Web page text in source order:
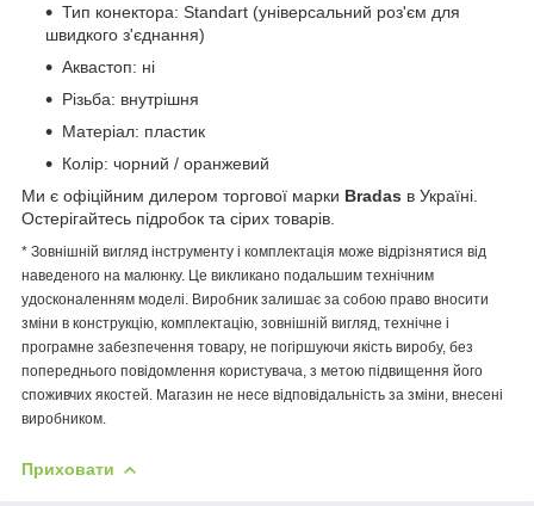
Тип конектора: Standart (універсальний роз'єм для
швидкого з'єднання)
Аквастоп: ні
Різьба: внутрішня
Матеріал: пластик
Колір: чорний / оранжевий
Ми є офіційним дилером торгової марки Bradas в Україні.
Остерігайтесь підробок та сірих товарів.
* Зовнішній вигляд інструменту і комплектація може відрізнятися від
наведеного на малюнку. Це викликано подальшим технічним
удосконаленням моделі. Виробник залишає за собою право вносити
зміни в конструкцію, комплектацію, зовнішній вигляд, технічне і
програмне забезпечення товару, не погіршуючи якість виробу, без
попереднього повідомлення користувача, з метою підвищення його
споживчих якостей. Магазин не несе відповідальність за зміни, внесені
виробником.
Приховати